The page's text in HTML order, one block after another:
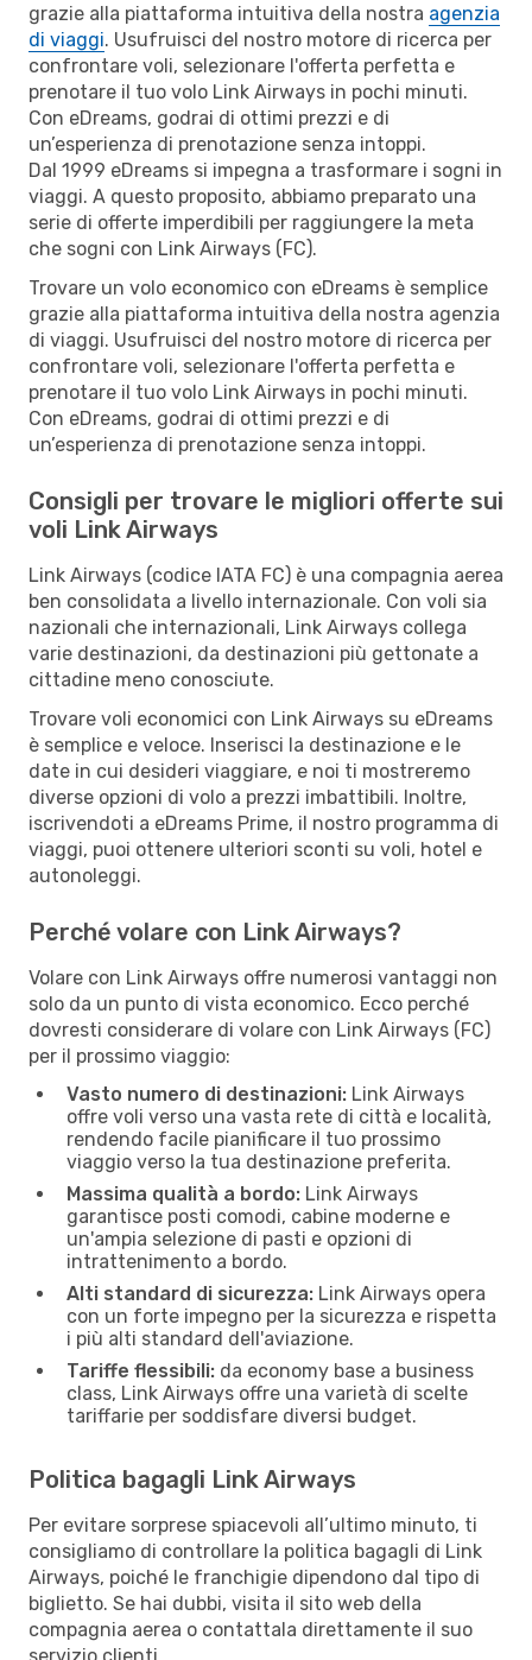
grazie alla piattaforma intuitiva della nostra agenzia
di viaggi. Usufruisci del nostro motore di ricerca per
confrontare voli, selezionare l'offerta perfetta e
prenotare il tuo volo Link Airways in pochi minuti.
Con eDreams, godrai di ottimi prezzi e di
un’esperienza di prenotazione senza intoppi.
Dal 1999 eDreams si impegna a trasformare i sogni in
viaggi. A questo proposito, abbiamo preparato una
serie di offerte imperdibili per raggiungere la meta
che sogni con Link Airways (FC).
Trovare un volo economico con eDreams è semplice
grazie alla piattaforma intuitiva della nostra agenzia
di viaggi. Usufruisci del nostro motore di ricerca per
confrontare voli, selezionare l'offerta perfetta e
prenotare il tuo volo Link Airways in pochi minuti.
Con eDreams, godrai di ottimi prezzi e di
un’esperienza di prenotazione senza intoppi.
Consigli per trovare le migliori offerte sui
voli Link Airways
Link Airways (codice IATA FC) è una compagnia aerea
ben consolidata a livello internazionale. Con voli sia
nazionali che internazionali, Link Airways collega
varie destinazioni, da destinazioni più gettonate a
cittadine meno conosciute.
Trovare voli economici con Link Airways su eDreams
è semplice e veloce. Inserisci la destinazione e le
date in cui desideri viaggiare, e noi ti mostreremo
diverse opzioni di volo a prezzi imbattibili. Inoltre,
iscrivendoti a eDreams Prime, il nostro programma di
viaggi, puoi ottenere ulteriori sconti su voli, hotel e
autonoleggi.
Perché volare con Link Airways?
Volare con Link Airways offre numerosi vantaggi non
solo da un punto di vista economico. Ecco perché
dovresti considerare di volare con Link Airways (FC)
per il prossimo viaggio:
Vasto numero di destinazioni: Link Airways
offre voli verso una vasta rete di città e località,
rendendo facile pianificare il tuo prossimo
viaggio verso la tua destinazione preferita.
Massima qualità a bordo: Link Airways
garantisce posti comodi, cabine moderne e
un'ampia selezione di pasti e opzioni di
intrattenimento a bordo.
Alti standard di sicurezza: Link Airways opera
con un forte impegno per la sicurezza e rispetta
i più alti standard dell'aviazione.
Tariffe flessibili: da economy base a business
class, Link Airways offre una varietà di scelte
tariffarie per soddisfare diversi budget.
Politica bagagli Link Airways
Per evitare sorprese spiacevoli all’ultimo minuto, ti
consigliamo di controllare la politica bagagli di Link
Airways, poiché le franchigie dipendono dal tipo di
biglietto. Se hai dubbi, visita il sito web della
compagnia aerea o contattala direttamente il suo